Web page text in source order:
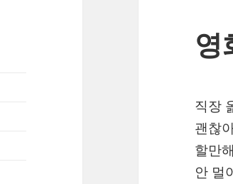
영
직장
괜찮
할만
안 멀